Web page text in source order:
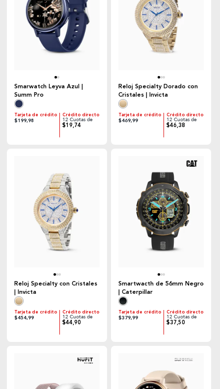
Smarwatch Leyva Azul |
Summ Pro
Tarjeta de crédito
$199,98
Crédito directo
12 Cuotas de
$19,74
Reloj Specialty Dorado con
Cristales | Invicta
Tarjeta de crédito
$469,99
Crédito directo
12 Cuotas de
$46,38
Reloj Specialty con Cristales
| Invicta
Tarjeta de crédito
$454,99
Crédito directo
12 Cuotas de
$44,90
Smartwacth de 56mm Negro
| Caterpillar
Tarjeta de crédito
$379,99
Crédito directo
12 Cuotas de
$37,50